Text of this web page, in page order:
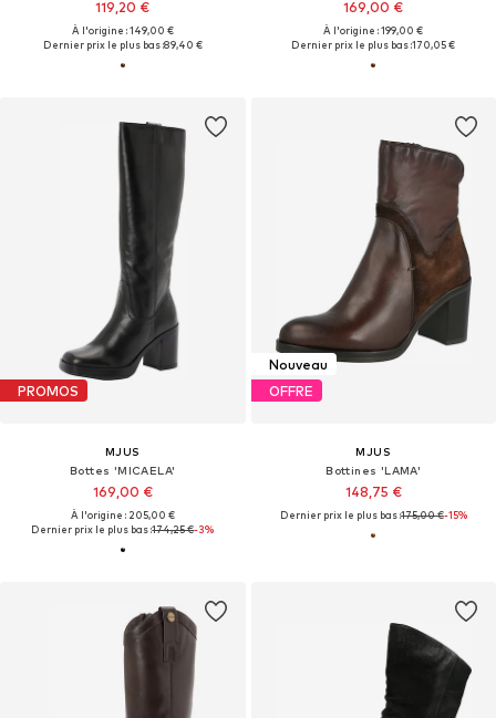
119,20 €
À l'origine : 149,00 €
Dernier prix le plus bas :89,40 €
169,00 €
À l'origine : 199,00 €
Dernier prix le plus bas :170,05 €
PROMOS
MJUS
Bottes 'MICAELA'
169,00 €
À l'origine : 205,00 €
Dernier prix le plus bas :174,25 €-3%
Nouveau
OFFRE
MJUS
Bottines 'LAMA'
148,75 €
Dernier prix le plus bas :175,00 €-15%